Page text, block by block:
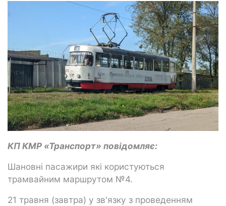
КП КМР «Транспорт» повідомляє:
Шановні пасажири які користуються
трамвайним маршрутом №4.
21 травня (завтра) у зв'язку з проведенням